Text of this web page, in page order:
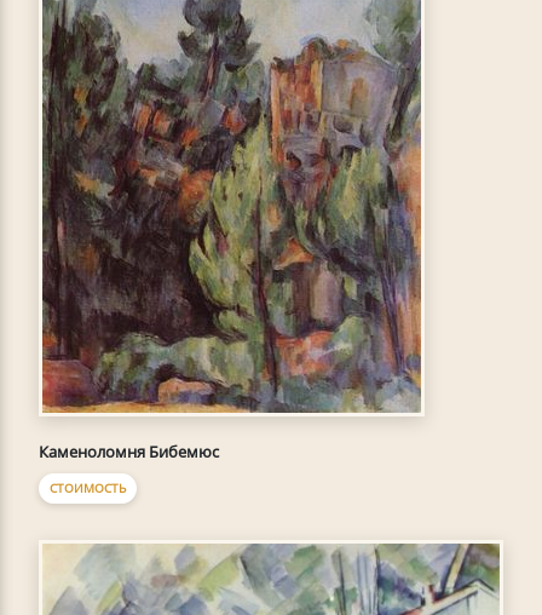
Каменоломня Бибемюс
СТОИМОСТЬ